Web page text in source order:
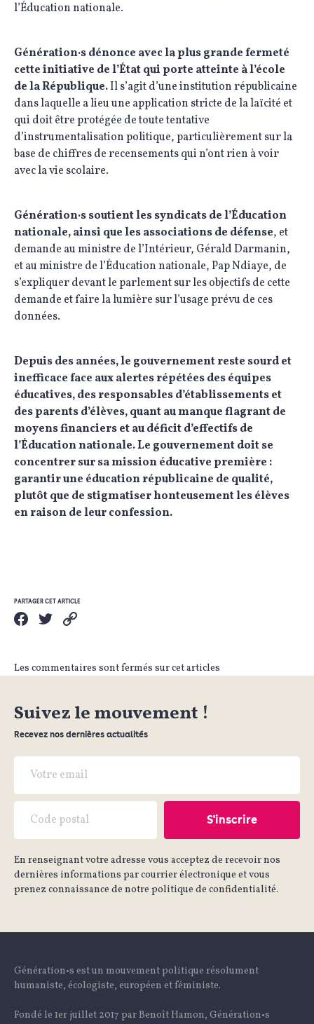
l’Éducation nationale.
Génération·s dénonce avec la plus grande fermeté
cette initiative de l’État qui porte atteinte à l’école
de la République.Il s’agit d’une institution républicaine
dans laquelle a lieu une application stricte de la laïcité et
qui doit être protégée de toute tentative
d’instrumentalisation politique, particulièrement sur la
base de chiffres de recensements qui n’ont rien à voir
avec la vie scolaire.
Génération·s soutient les syndicats de l’Éducation
nationale, ainsi que les associations de défense, et
demande au ministre de l’Intérieur, Gérald Darmanin,
et au ministre de l’Éducation nationale, Pap Ndiaye, de
s’expliquer devant le parlement sur les objectifs de cette
demande et faire la lumière sur l’usage prévu de ces
données.
Depuis des années, le gouvernement reste sourd et
inefficace face aux alertes répétées des équipes
éducatives, des responsables d’établissements et
des parents d’élèves, quant au manque flagrant de
moyens financiers et au déficit d’effectifs de
l’Éducation nationale. Le gouvernement doit se
concentrer sur sa mission éducative première :
garantir une éducation républicaine de qualité,
plutôt que de stigmatiser honteusement les élèves
en raison de leur confession.
PARTAGER CET ARTICLE
Les commentaires sont fermés sur cet articles
Suivez le mouvement !
Recevez nos dernières actualités
En renseignant votre adresse vous acceptez de recevoir nos
dernières informations par courrier électronique et vous
prenez connaissance de notre politique de confidentialité.
Génération•s est un mouvement politique résolument
humaniste, écologiste, européen et féministe.
Fondé le 1er juillet 2017 par Benoît Hamon, Génération•s